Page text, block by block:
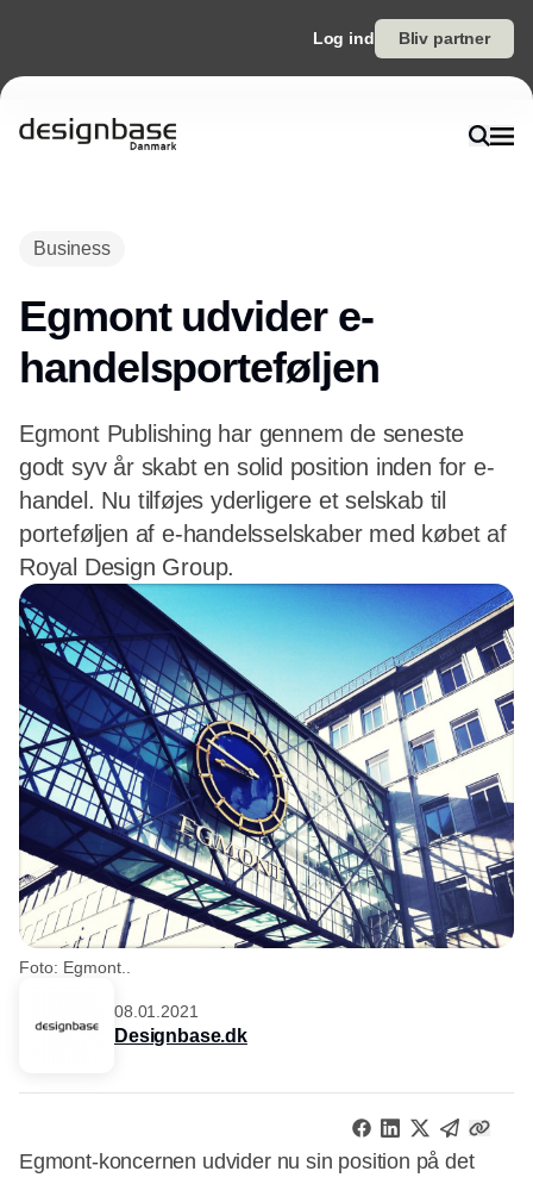
Log ind Bliv partner
Business
Egmont udvider e-
handelsporteføljen
Egmont Publishing har gennem de seneste
godt syv år skabt en solid position inden for e-
handel. Nu tilføjes yderligere et selskab til
porteføljen af e-handelsselskaber med købet af
Royal Design Group.
Foto: Egmont..
08.01.2021
Designbase.dk
Egmont-koncernen udvider nu sin position på det